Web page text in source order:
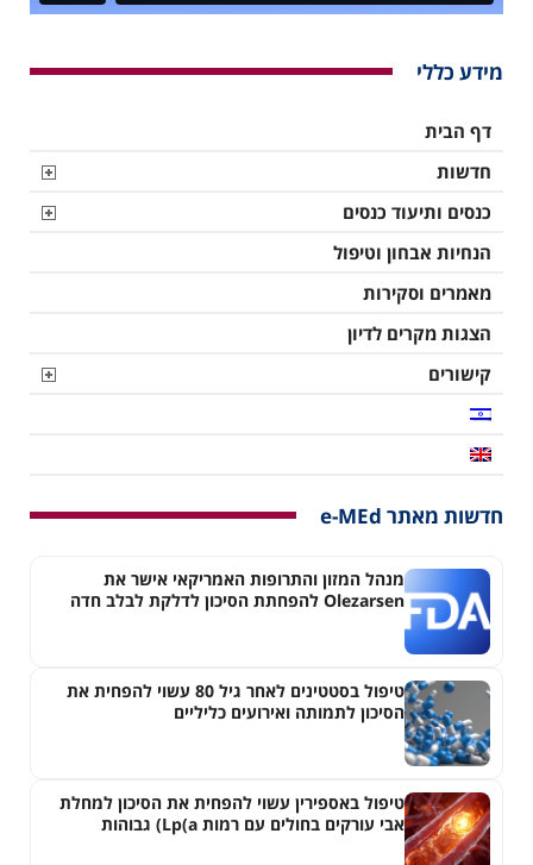
מידע כללי
דף הבית
חדשות
כנסים ותיעוד כנסים
הנחיות אבחון וטיפול
מאמרים וסקירות
הצגות מקרים לדיון
קישורים
חדשות מאתר e-MEd
מנהל המזון והתרופות האמריקאי אישר את
Olezarsen להפחתת הסיכון לדלקת לבלב חדה
טיפול בסטטינים לאחר גיל 80 עשוי להפחית את
הסיכון לתמותה ואירועים כליליים
טיפול באספירין עשוי להפחית את הסיכון למחלת
אבי עורקים בחולים עם רמות Lp(a) גבוהות